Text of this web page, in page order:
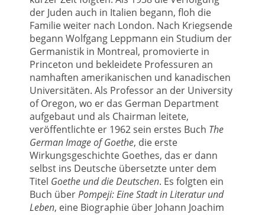
der Juden auch in Italien begann, floh die
Familie weiter nach London. Nach Kriegsende
begann Wolfgang Leppmann ein Studium der
Germanistik in Montreal, promovierte in
Princeton und bekleidete Professuren an
namhaften amerikanischen und kanadischen
Universitäten. Als Professor an der University
of Oregon, wo er das German Department
aufgebaut und als Chairman leitete,
veröffentlichte er 1962 sein erstes Buch The
German Image of Goethe, die erste
Wirkungsgeschichte Goethes, das er dann
selbst ins Deutsche übersetzte unter dem
Titel Goethe und die Deutschen. Es folgten ein
Buch überPompeji: Eine Stadt in Literatur und
Leben, eine Biographie über Johann Joachim